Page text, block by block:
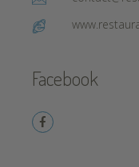
Facebook